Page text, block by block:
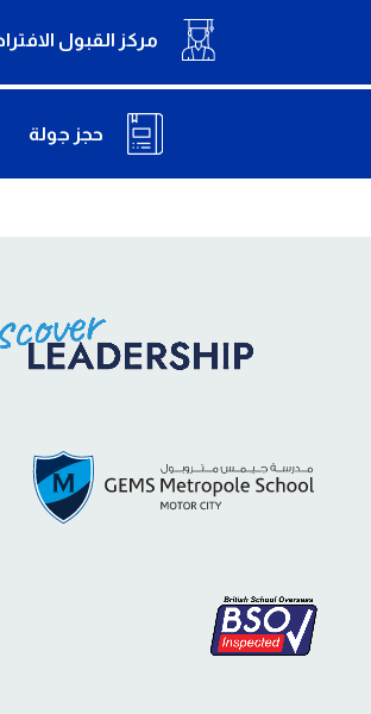
مركز القبول
حجز جولة